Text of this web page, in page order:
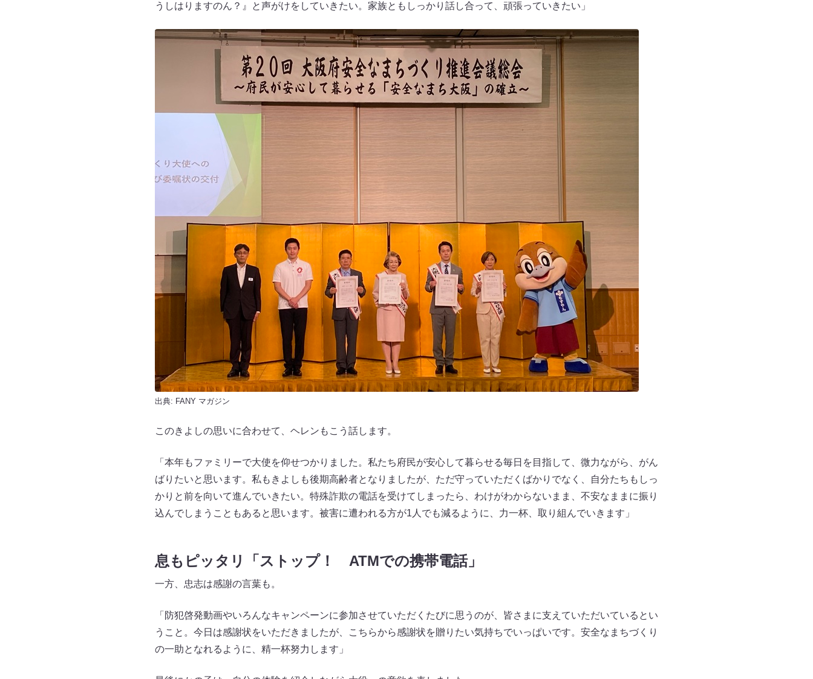
うしはりますのん？』と声がけをしていきたい。家族ともしっかり話し合って、頑張っていきたい」
出典: FANY マガジン
このきよしの思いに合わせて、ヘレンもこう話します。
「本年もファミリーで大使を仰せつかりました。私たち府民が安心して暮らせる毎日を目指して、微力ながら、がん
ばりたいと思います。私もきよしも後期高齢者となりましたが、ただ守っていただくばかりでなく、自分たちもしっ
かりと前を向いて進んでいきたい。特殊詐欺の電話を受けてしまったら、わけがわからないまま、不安なままに振り
込んでしまうこともあると思います。被害に遭われる方が1人でも減るように、力一杯、取り組んでいきます」
息もピッタリ「ストップ！ ATMでの携帯電話」
一方、忠志は感謝の言葉も。
「防犯啓発動画やいろんなキャンペーンに参加させていただくたびに思うのが、皆さまに支えていただいているとい
うこと。今日は感謝状をいただきましたが、こちらから感謝状を贈りたい気持ちでいっぱいです。安全なまちづくり
の一助となれるように、精一杯努力します」